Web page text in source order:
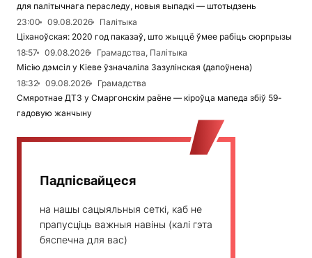
для палітычнага пераследу, новыя выпадкі — штотыдзень
23:00
09.08.2026
Палітыка
Ціханоўская: 2020 год паказаў, што жыццё ўмее рабіць сюрпрызы
18:57
09.08.2026
Грамадства, Палітыка
Місію дэмсіл у Кіеве ўзначаліла Зазулінская (дапоўнена)
18:32
09.08.2026
Грамадства
Смяротнае ДТЗ у Смаргонскім раёне — кіроўца мапеда збіў 59-
гадовую жанчыну
Падпісвайцеся
на нашы сацыяльныя сеткі, каб не
прапусціць важныя навіны (калі гэта
бяспечна для вас)